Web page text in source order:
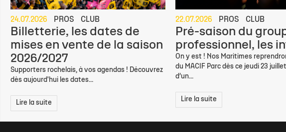
24.07.2026 PROS CLUB
Billetterie, les dates de
mises en vente de la saison
2026/2027
Supporters rochelais, à vos agendas ! Découvrez
dès aujourd'hui les dates...
Lire la suite
22.07.2026 PROS CLUB
Pré-saison du
professionnel, les
On y est ! Nos Maritimes
du MACIF Parc dès ce jeudi 23
d’un...
Lire la suite